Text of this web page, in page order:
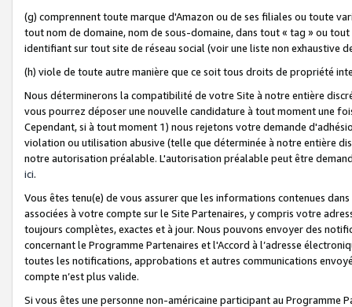
(g) comprennent toute marque d'Amazon ou de ses filiales ou toute
tout nom de domaine, nom de sous-domaine, dans tout « tag » ou
identifiant sur tout site de réseau social (voir une liste non exhaustive
(h) viole de toute autre manière que ce soit tous droits de propriété
Nous déterminerons la compatibilité de votre Site à notre entière
vous pourrez déposer une nouvelle candidature à tout moment une
Cependant, si à tout moment 1) nous rejetons votre demande
violation ou utilisation abusive (telle que déterminée à notre entière
notre autorisation préalable. L'autorisation préalable peut être
ici.
Vous êtes tenu(e) de vous assurer que les informations contenues
associées à votre compte sur le Site Partenaires, y compris votre
toujours complètes, exactes et à jour. Nous pouvons envoyer des
concernant le Programme Partenaires et l'Accord à l’adresse
toutes les notifications, approbations et autres communications
compte n’est plus valide.
Si vous êtes une personne non-américaine participant au